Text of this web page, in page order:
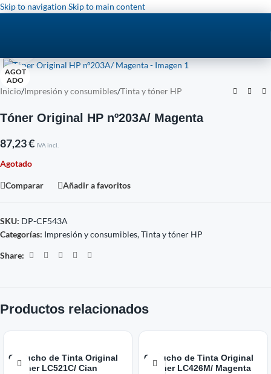
Skip to navigation Skip to main content
AGOT
ADO
Inicio/Impresión y consumibles/Tinta y tóner HP
Tóner Original HP nº203A/ Magenta
87,23€ IVA incl.
Agotado
Comparar Añadir a favoritos
SKU: DP-CF543A
Categorías: Impresión y consumibles,Tinta y tóner HP
Share:
Productos relacionados
Cartucho de Tinta Original
Brother LC521C/ Cian
Cartucho de Tinta Original
Brother LC426M/ Magenta